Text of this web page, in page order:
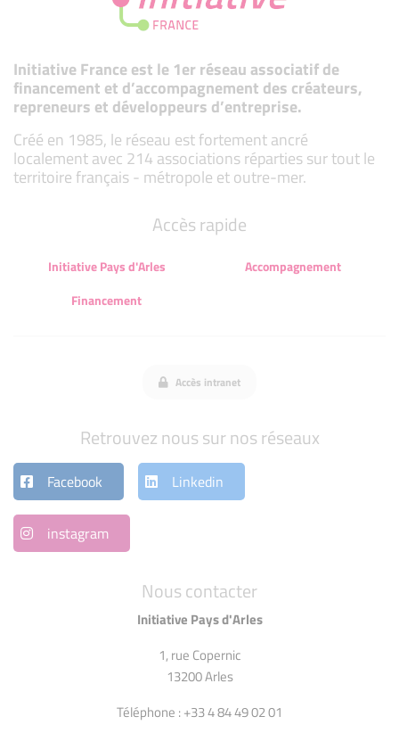
Initiative France est le 1er réseau associatif de
financement et d’accompagnement des créateurs,
repreneurs et développeurs d’entreprise.
Créé en 1985, le réseau est fortement ancré
localement avec 214 associations réparties sur tout le
territoire français - métropole et outre-mer.
Nous contacter
Initiative Pays d'Arles
1, rue Copernic
13200 Arles
Téléphone : +33 4 84 49 02 01
Accès rapide
Initiative Pays d'Arles
Accompagnement
Financement
Accès intranet
Retrouvez nous sur nos réseaux
Facebook Linkedin
instagram